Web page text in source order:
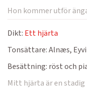
Hon kommer utför
Dikt: Ett hjärta
Tonsättare:Alnæs,
Besättning: röst och
Mitt hjärta är en stadig